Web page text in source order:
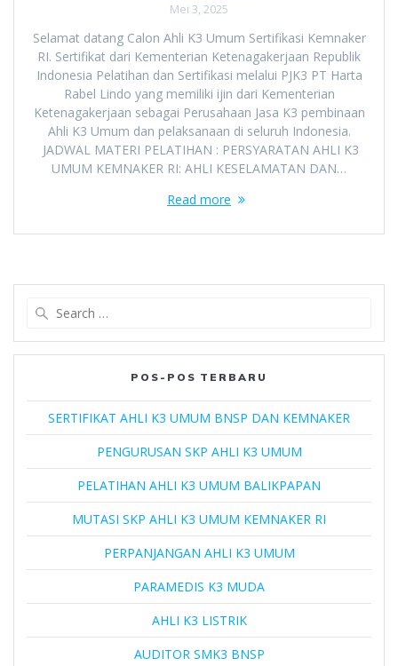
Mei 3, 2025
Selamat datang Calon Ahli K3 Umum Sertifikasi Kemnaker
RI. Sertifikat dari Kementerian Ketenagakerjaan Republik
Indonesia Pelatihan dan Sertifikasi melalui PJK3 PT Harta
Rabel Lindo yang memiliki ijin dari Kementerian
Ketenagakerjaan sebagai Perusahaan Jasa K3 pembinaan
Ahli K3 Umum dan pelaksanaan di seluruh Indonesia.
JADWAL MATERI PELATIHAN : PERSYARATAN AHLI K3
UMUM KEMNAKER RI: AHLI KESELAMATAN DAN…
Read more
POS-POS TERBARU
SERTIFIKAT AHLI K3 UMUM BNSP DAN KEMNAKER
PENGURUSAN SKP AHLI K3 UMUM
PELATIHAN AHLI K3 UMUM BALIKPAPAN
MUTASI SKP AHLI K3 UMUM KEMNAKER RI
PERPANJANGAN AHLI K3 UMUM
PARAMEDIS K3 MUDA
AHLI K3 LISTRIK
AUDITOR SMK3 BNSP